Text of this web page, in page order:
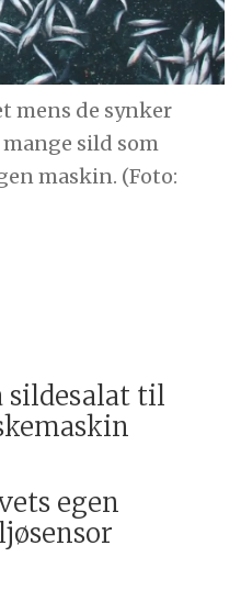
mens de synker
sild som
maskin. (Foto:
sildesalat til
egen